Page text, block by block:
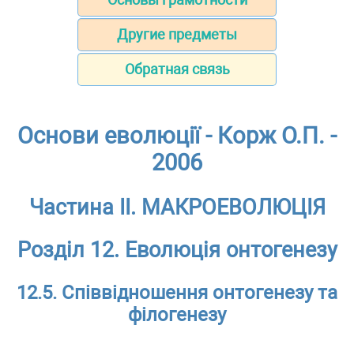
Другие предметы
Обратная связь
Основи еволюції - Корж О.П. -
2006
Частина ІІ. МАКРОЕВОЛЮЦІЯ
Розділ 12. Еволюція онтогенезу
12.5. Співвідношення онтогенезу та
філогенезу